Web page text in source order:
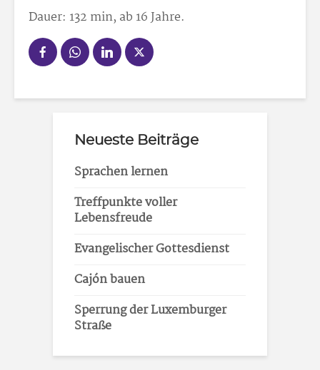
Dauer: 132 min, ab 16 Jahre.
Neueste Beiträge
Sprachen lernen
Treffpunkte voller
Lebensfreude
Evangelischer Gottesdienst
Cajón bauen
Sperrung der Luxemburger
Straße